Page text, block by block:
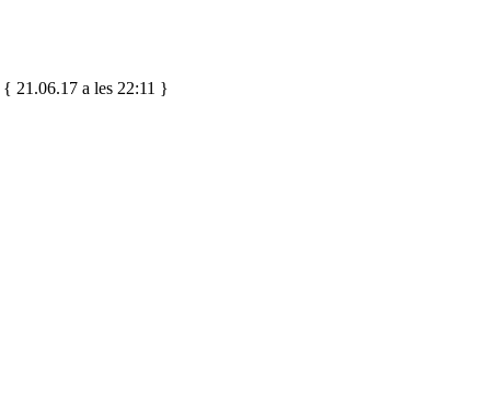
{ 21.06.17 a les 22:11 }